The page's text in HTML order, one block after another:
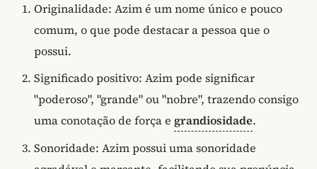
Originalidade: Azim é um nome único e pouco
comum, o que pode destacar a pessoa que o
possui.
Significado positivo: Azim pode significar
"poderoso", "grande" ou "nobre", trazendo consigo
uma conotação de força e grandiosidade.
Sonoridade: Azim possui uma sonoridade